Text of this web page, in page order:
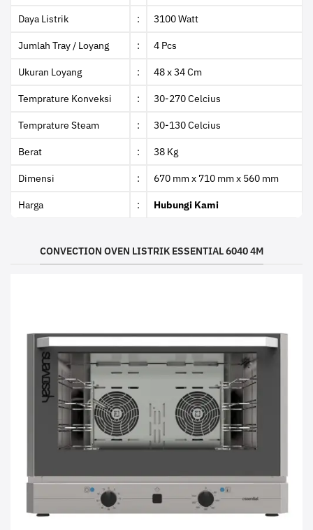
Daya Listrik : 3100 Watt
Jumlah Tray / Loyang : 4 Pcs
Ukuran Loyang : 48 x 34 Cm
Temprature Konveksi : 30-270 Celcius
Temprature Steam : 30-130 Celcius
Berat : 38 Kg
Dimensi : 670 mm x 710 mm x 560 mm
Harga : Hubungi Kami
CONVECTION OVEN LISTRIK ESSENTIAL 6040 4M